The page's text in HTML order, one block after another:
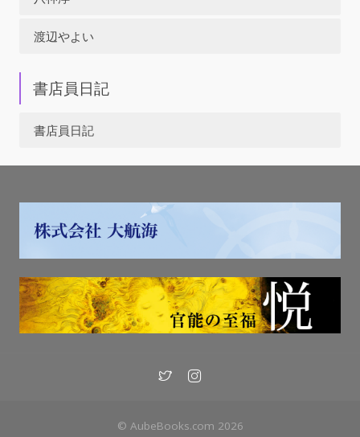
渡辺やよい
書店員日記
書店員日記
© AubeBooks.com 2026